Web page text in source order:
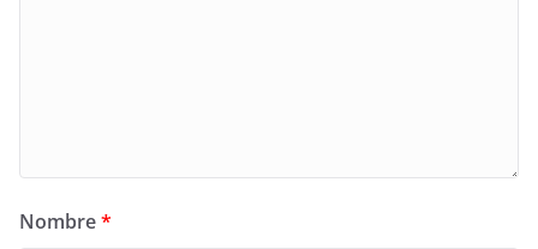
Nombre*